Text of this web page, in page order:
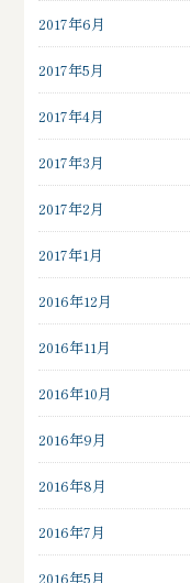
2017年6月
2017年5月
2017年4月
2017年3月
2017年2月
2017年1月
2016年12月
2016年11月
2016年10月
2016年9月
2016年8月
2016年7月
2016年5月